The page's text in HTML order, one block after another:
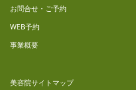
お問合せ・ご予約
WEB予約
事業概要
美容院サイトマップ